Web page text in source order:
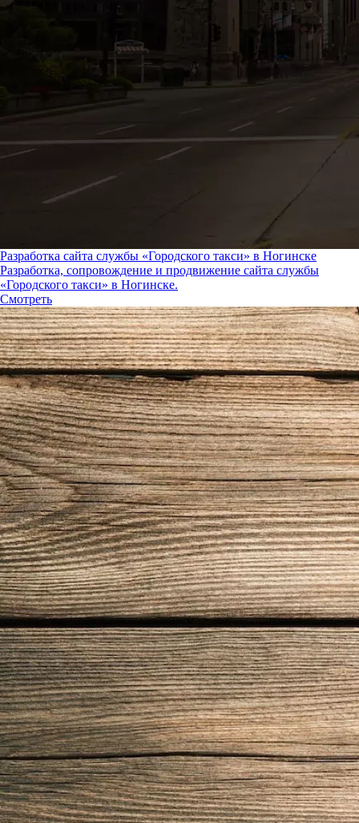
Разработка сайта службы «Городского такси» в Ногинске
Разработка, сопровождение и продвижение сайта службы
«Городского такси» в Ногинске.
Смотреть